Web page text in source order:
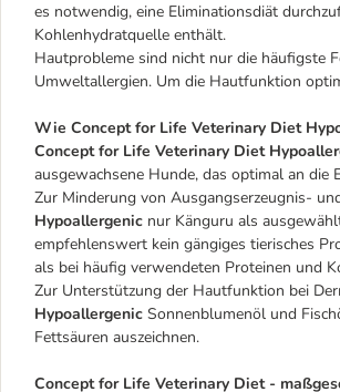
es notwendig, eine Eliminationsdiät
Kohlenhydratquelle enthält.
Hautprobleme sind nicht nur die häufigste
Umweltallergien. Um die Hautfunktion
Wie Concept for Life Veterinary Diet
Concept for Life Veterinary Diet
ausgewachsene Hunde, das optimal an
Zur Minderung von Ausgangserzeugnis-
Hypoallergenic nur Känguru als
empfehlenswert kein gängiges tierisches
als bei häufig verwendeten Proteinen und
Zur Unterstützung der Hautfunktion bei
Hypoallergenic Sonnenblumenöl und
Fettsäuren auszeichnen.
Concept for Life Veterinary Diet -